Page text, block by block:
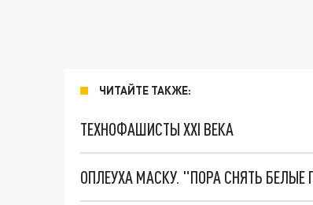
ЧИТАЙТЕ ТАКЖЕ:
ТЕХНОФАШИСТЫ XXI ВЕКА
ОПЛЕУХА МАСКУ. "ПОРА СНЯТЬ БЕЛЫЕ